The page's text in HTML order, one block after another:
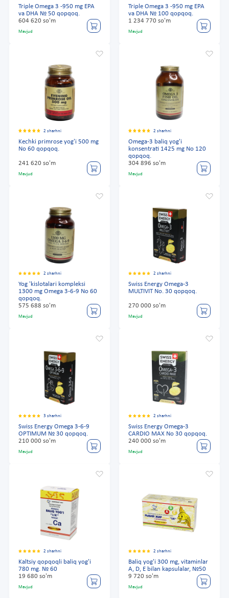
Triple Omega 3 -950 mg EPA
va DHA № 50 qopqoq.
604 620 so'm
Mavjud
Triple Omega 3 -950 mg EPA
va DHA № 100 qopqoq.
1 234 770 so'm
Mavjud
2 sharhni
Kechki primrose yog'i 500 mg
No 60 qopqoq.
241 620 so'm
Mavjud
2 sharhni
Omega-3 baliq yog'i
konsentrati 1425 mg No 120
qopqoq.
304 896 so'm
Mavjud
2 sharhni
Yog 'kislotalari kompleksi
1300 mg Omega 3-6-9 No 60
qopqoq.
575 688 so'm
Mavjud
2 sharhni
Swiss Energy Omega-3
MULTIVIT No. 30 qopqoq.
270 000 so'm
Mavjud
3 sharhni
Swiss Energy Omega 3-6-9
OPTIMUM № 30 qopqoq.
210 000 so'm
Mavjud
2 sharhni
Swiss Energy Omega-3
CARDIO MAX No 30 qopqoq.
240 000 so'm
Mavjud
2 sharhni
Kaltsiy qopqoqli baliq yog'i
780 mg. № 60
19 680 so'm
Mavjud
2 sharhni
Baliq yog'i 300 mg, vitaminlar
A, D, E bilan kapsulalar, №50
9 720 so'm
Mavjud